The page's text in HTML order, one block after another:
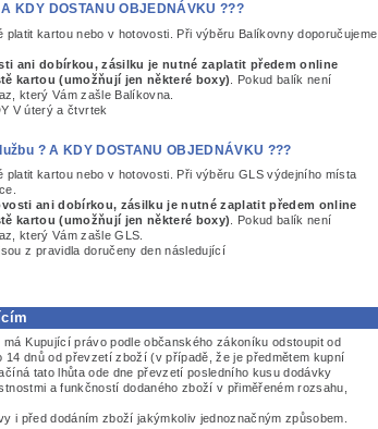
DOSTANU OBJEDNÁVKU ???
kartou nebo v hotovosti. Při výběru Balíkovny doporučujeme
ani dobírkou, zásilku je nutné zaplatit předem online
kartou (umožňují jen některé boxy)
. Pokud balík není
který Vám zašle Balíkovna.
V úterý a čtvrtek
? A KDY DOSTANU OBJEDNÁVKU ???
kartou nebo v hotovosti. Při výběru GLS výdejního místa
ani dobírkou, zásilku je nutné zaplatit předem online
kartou (umožňují jen některé boxy)
. Pokud balík není
který Vám zašle GLS.
z pravidla doručeny den následující
Kupující právo podle občanského zákoníku odstoupit od
dnů od převzetí zboží (v případě, že je předmětem kupní
tato lhůta ode dne převzetí posledního kusu dodávky
a funkčností dodaného zboží v přiměřeném rozsahu,
i před dodáním zboží jakýmkoliv jednoznačným způsobem.